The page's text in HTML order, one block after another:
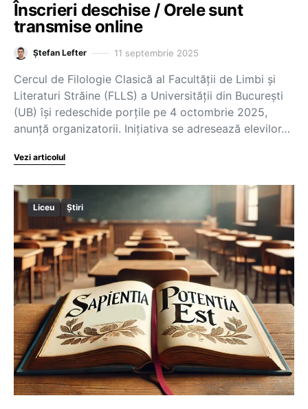
Înscrieri deschise / Orele sunt
transmise online
Ștefan Lefter 11 septembrie 2025
Cercul de Filologie Clasică al Facultății de Limbi și
Literaturi Străine (FLLS) a Universității din București
(UB) își redeschide porțile pe 4 octombrie 2025,
anunță organizatorii. Inițiativa se adresează elevilor…
Vezi articolul
Liceu Știri